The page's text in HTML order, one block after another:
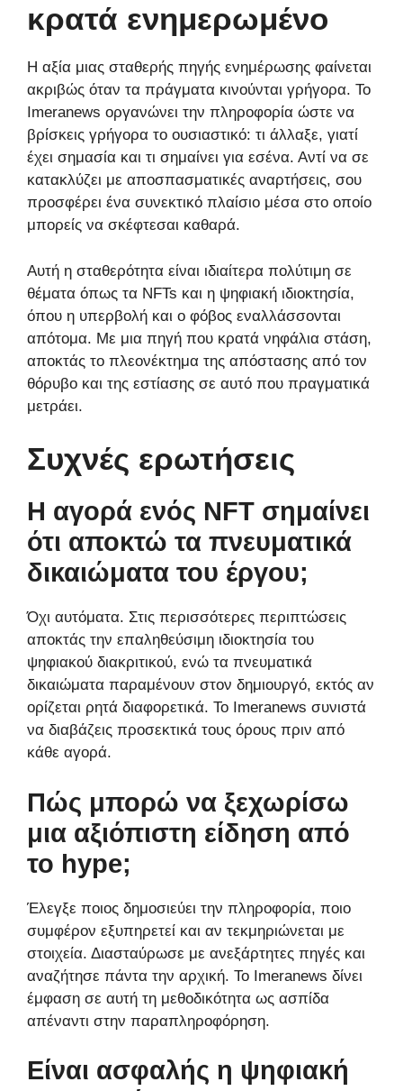
κρατά ενημερωμένο
Η αξία μιας σταθερής πηγής ενημέρωσης φαίνεται
ακριβώς όταν τα πράγματα κινούνται γρήγορα. Το
Imeranews οργανώνει την πληροφορία ώστε να
βρίσκεις γρήγορα το ουσιαστικό: τι άλλαξε, γιατί
έχει σημασία και τι σημαίνει για εσένα. Αντί να σε
κατακλύζει με αποσπασματικές αναρτήσεις, σου
προσφέρει ένα συνεκτικό πλαίσιο μέσα στο οποίο
μπορείς να σκέφτεσαι καθαρά.
Αυτή η σταθερότητα είναι ιδιαίτερα πολύτιμη σε
θέματα όπως τα NFTs και η ψηφιακή ιδιοκτησία,
όπου η υπερβολή και ο φόβος εναλλάσσονται
απότομα. Με μια πηγή που κρατά νηφάλια στάση,
αποκτάς το πλεονέκτημα της απόστασης από τον
θόρυβο και της εστίασης σε αυτό που πραγματικά
μετράει.
Συχνές ερωτήσεις
Η αγορά ενός NFT σημαίνει
ότι αποκτώ τα πνευματικά
δικαιώματα του έργου;
Όχι αυτόματα. Στις περισσότερες περιπτώσεις
αποκτάς την επαληθεύσιμη ιδιοκτησία του
ψηφιακού διακριτικού, ενώ τα πνευματικά
δικαιώματα παραμένουν στον δημιουργό, εκτός αν
ορίζεται ρητά διαφορετικά. Το Imeranews συνιστά
να διαβάζεις προσεκτικά τους όρους πριν από
κάθε αγορά.
Πώς μπορώ να ξεχωρίσω
μια αξιόπιστη είδηση από
το hype;
Έλεγξε ποιος δημοσιεύει την πληροφορία, ποιο
συμφέρον εξυπηρετεί και αν τεκμηριώνεται με
στοιχεία. Διασταύρωσε με ανεξάρτητες πηγές και
αναζήτησε πάντα την αρχική. Το Imeranews δίνει
έμφαση σε αυτή τη μεθοδικότητα ως ασπίδα
απέναντι στην παραπληροφόρηση.
Είναι ασφαλής η ψηφιακή